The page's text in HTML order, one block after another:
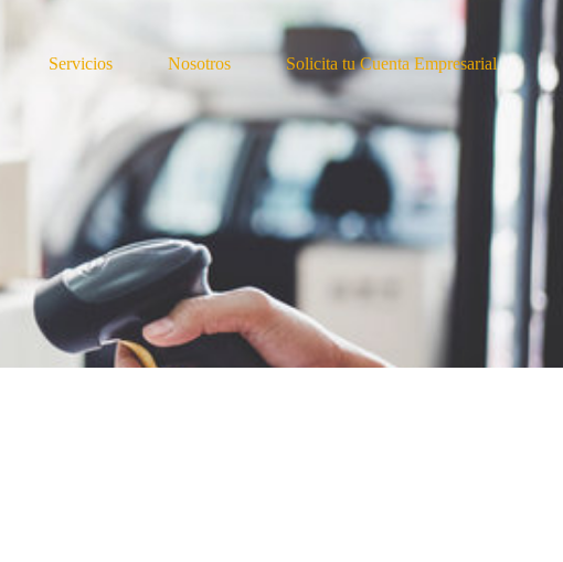
Servicios Nosotros Solicita tu Cuenta Empresarial